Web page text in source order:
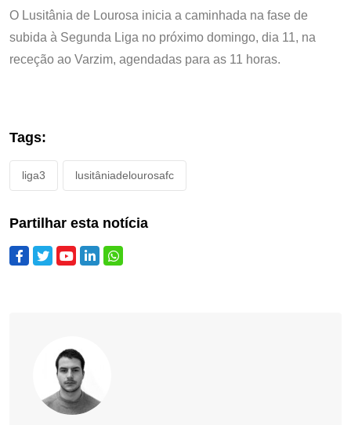
O Lusitânia de Lourosa inicia a caminhada na fase de
subida à Segunda Liga no próximo domingo, dia 11, na
receção ao Varzim, agendadas para as 11 horas.
Tags:
liga3 lusitâniadelourosafc
Partilhar esta notícia